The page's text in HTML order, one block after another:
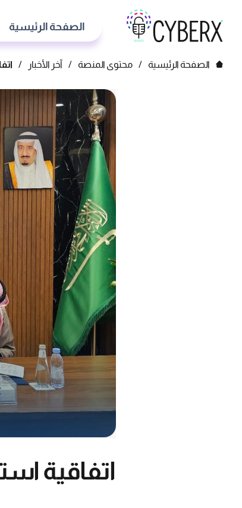
الصفحة الرئيسية
الصفحة الرئيسية / محتوى المنصة / آخر الأخبار /
اتفاقية